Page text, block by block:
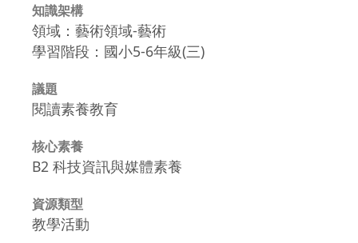
知識架構
領域：藝術領域-藝術
學習階段：國小5-6年級(三)
議題
閱讀素養教育
核心素養
B2 科技資訊與媒體素養
資源類型
教學活動